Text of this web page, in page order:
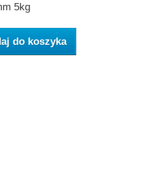
5kg
do koszyka